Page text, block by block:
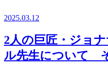
2025.03.12
2人の巨匠・ジョ
ル先生について